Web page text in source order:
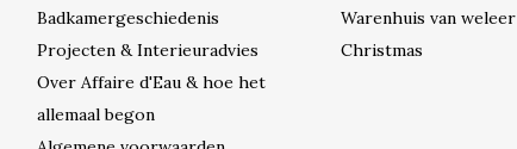
Badkamergeschiedenis
Projecten & Interieuradvies
Over Affaire d'Eau & hoe het
allemaal begon
Warenhuis van weleer
Christmas